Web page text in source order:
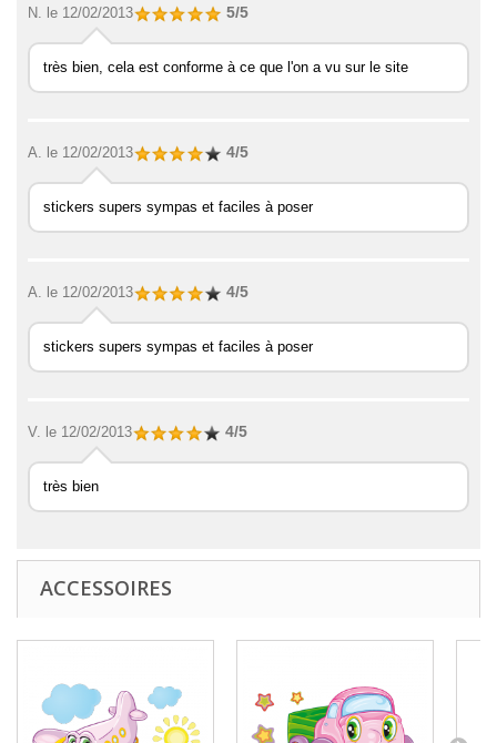
N. le 12/02/2013 5/5
très bien, cela est conforme à ce que l'on a vu sur le site
A. le 12/02/2013 4/5
stickers supers sympas et faciles à poser
A. le 12/02/2013 4/5
stickers supers sympas et faciles à poser
V. le 12/02/2013 4/5
très bien
ACCESSOIRES